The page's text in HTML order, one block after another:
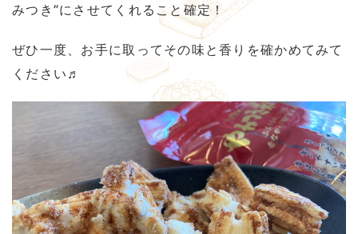
みつき”にさせてくれること確定！
ぜひ一度、お手に取ってその味と香りを確かめてみて
ください♬